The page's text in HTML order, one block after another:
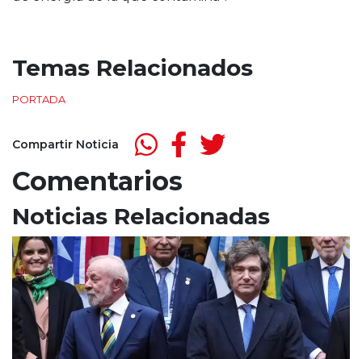
Temas Relacionados
PORTADA
Compartir Noticia
Comentarios
Noticias Relacionadas